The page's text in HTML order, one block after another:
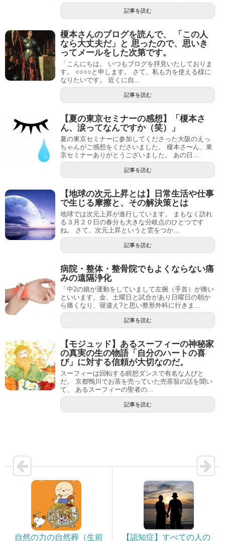
記事を読む
榎本さんのブログを読んで、 「この人
なら大丈夫だ」と 思ったので、思いき
ってメールをした次第です。
「こんにちは。 いつもブログを拝見いたしておりま
す。 ○○○○と申します。 さて、私も力を使える様に
なりたいです。 近くに自...
記事を読む
【夏の東京セミナーの感想】「榎本さ
ん、涙ってなんですか（笑）」
夏の東京セミナーに参加してくださった大阪のえっ
ちゃんがご感想をくださいました。 榎本さ〜ん、東
京セミナーありがとうございました。 あの日...
記事を読む
【地球の次元上昇とは】日常生活や仕事
で生じる摩擦と、その解決策とは
地球では次元上昇が進行しています。 まもなく訪れ
る３月２０日の春分も大きな分岐点のひとつです
ね。 さて、次元上昇というと雲をつか...
記事を読む
病院・整体・整骨院でもよくならない痛
みの遠隔浄化
「中2の娘が運動をしていまして左腕（手首）が痛い
といいます。金、土曜日と試合があり日曜日の朝か
ら痛くなり、寝違え?と思い整形外科に行きま...
記事を読む
【モジュッド】あるスーフィーの神秘家
の真実の生の物語「自分のハートの喜
び」に対する信頼が大切なのだ。
スーフィーは回転する瞑想ダンスで有名な人びと
だ。 京都鴨川でお茶を売っていた売茶翁の話を聞い
て、 あるスーフィーの聖者の...
記事を読む
自然の力の自然葬（生前 【認知症】すべての人の